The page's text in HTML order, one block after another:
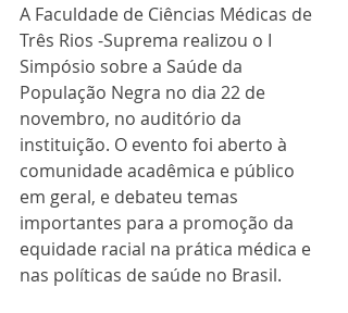
A Faculdade de Ciências Médicas de
Três Rios -Suprema realizou o I
Simpósio sobre a Saúde da
População Negra no dia 22 de
novembro, no auditório da
instituição. O evento foi aberto à
comunidade acadêmica e público
em geral, e debateu temas
importantes para a promoção da
equidade racial na prática médica e
nas políticas de saúde no Brasil.